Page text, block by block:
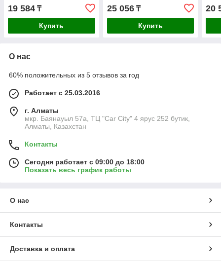
19 584 ₸
Купить
25 056₸
Купить
20
О нас
60% положительных из 5 отзывов за год
Работает с 25.03.2016
г. Алматы
мкр. Баянауыл 57а, ТЦ "Car Сity" 4 ярус 252 бутик,
Алматы, Казахстан
Контакты
Сегодня работает с 09:00 до 18:00
Показать весь график работы
О нас
Контакты
Доставка и оплата